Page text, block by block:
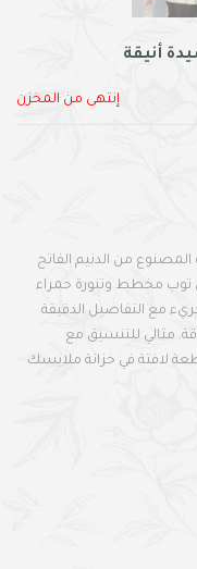
أنيقة
إنتهى من المخزن
من الدنيم الفاتح
توب مخطط وتنورة حمراء
مع التفاصيل الدقيقة
مثالي للتنسيق مع
لافتة في خزانة ملابسك